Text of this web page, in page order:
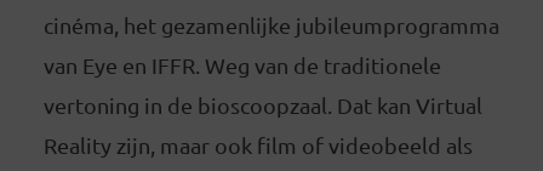
cinéma, het gezamenlijke jubileumprogramma
van Eye en IFFR. Weg van de traditionele
vertoning in de bioscoopzaal. Dat kan Virtual
Reality zijn, maar ook film of videobeeld als